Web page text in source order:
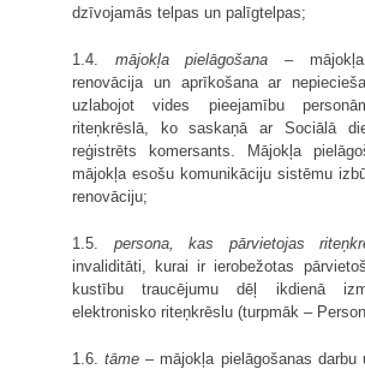
dzīvojamās telpas un palīgtelpas;
1.4. mājokļa pielāgošana – mājokļa
renovācija un aprīkošana ar
uzlabojot vides pieejamību
riteņkrēslā, ko saskaņā ar Sociālā
reģistrēts komersants. Mājokļa
mājokļa esošu komunikāciju sistēmu
renovāciju;
1.5. persona, kas pārvietojas
invaliditāti, kurai ir ierobežotas
kustību traucējumu dēļ ikdienā
elektronisko riteņkrēslu (turpmāk –
1.6.tāme – mājokļa pielāgošanas darbu